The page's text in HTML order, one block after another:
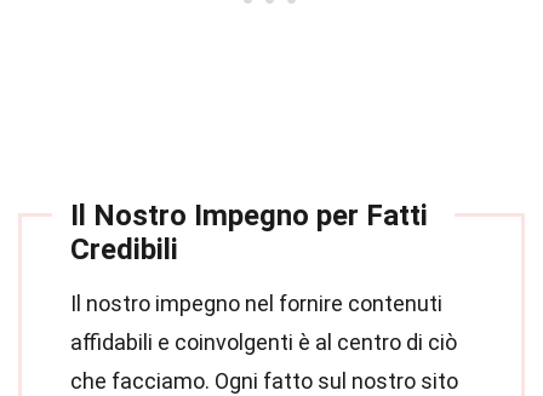
Il Nostro Impegno per Fatti
Credibili
Il nostro impegno nel fornire contenuti
affidabili e coinvolgenti è al centro di ciò
che facciamo. Ogni fatto sul nostro sito